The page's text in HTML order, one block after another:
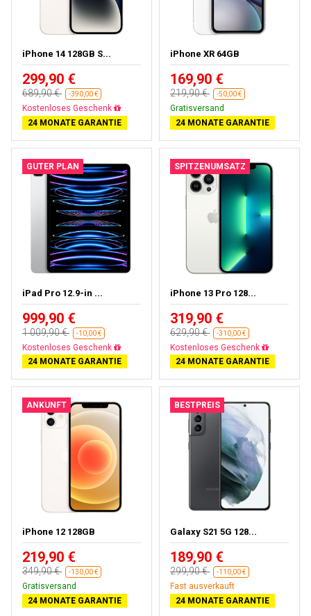
iPhone 14 128GB S...
299,90 €
689,90 € -390,00 €
Gratisversand
24 MONATE GARANTIE
iPhone XR 64GB
169,90 €
219,90 € -50,00 €
Gratisversand
24 MONATE GARANTIE
GUTER PLAN
iPad Pro 12.9-in ...
999,90 €
1 009,90 € -10,00 €
Fast ausverkauft
24 MONATE GARANTIE
SPITZENUMSATZ
iPhone 13 Pro 128...
319,90 €
629,90 € -310,00 €
Gratisversand
24 MONATE GARANTIE
ANKUNFT
iPhone 12 128GB
219,90 €
349,90 € -130,00 €
Gratisversand
24 MONATE GARANTIE
BESTPREIS
Galaxy S21 5G 128...
189,90 €
299,90 € -110,00 €
Fast ausverkauft
24 MONATE GARANTIE